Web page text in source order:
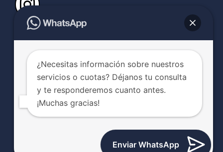
Contacta con Delfit
Consúltanos ahora
La Luna
¿Necesitas información sobre nuestros
servicios o cuotas? Déjanos tu consulta
y te responderemos cuanto antes.
¡Muchas gracias!
Enviar WhatsApp